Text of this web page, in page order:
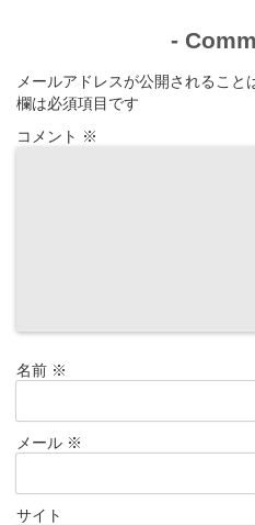
-
メールアドレスが公開されること
欄は必須項目です
コメント ※
名前 ※
メール ※
サイト